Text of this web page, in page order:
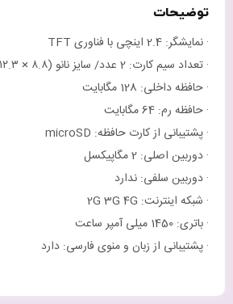
توضیحات
· نمایشگر: 2.4 اینچی با فناوری TFT
· تعداد سیم کارت: 2 عدد/ سایز نانو (۸.۸ × ۱۲.۳ میلی‌متر)
· حافظه داخلی: 128 مگابایت
· حافظه رم: 64 مگابایت
· پشتیبانی از کارت حافظه: microSD
· دوربین اصلی: 2 مگاپیکسل
· دوربین سلفی: ندارد
· شبکه اینترنت: 2G 3G 4G
· باتری: 1450 میلی آمپر ساعت
· پشتیبانی از زبان و منوی فارسی: دارد